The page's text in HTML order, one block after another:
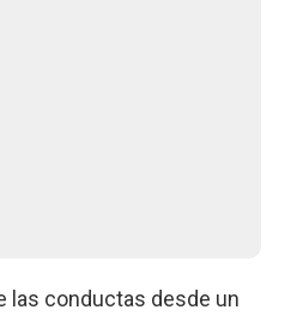
las conductas desde un